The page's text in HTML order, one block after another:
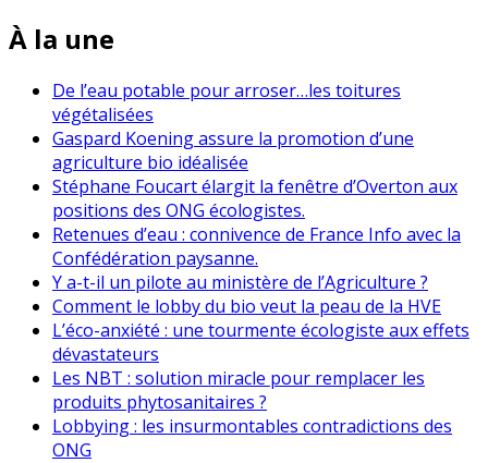
À la une
De l’eau potable pour arroser…les toitures
végétalisées
Gaspard Koening assure la promotion d’une
agriculture bio idéalisée
Stéphane Foucart élargit la fenêtre d’Overton aux
positions des ONG écologistes.
Retenues d’eau : connivence de France Info avec la
Confédération paysanne.
Y a-t-il un pilote au ministère de l’Agriculture ?
Comment le lobby du bio veut la peau de la HVE
L’éco-anxiété : une tourmente écologiste aux effets
dévastateurs
Les NBT : solution miracle pour remplacer les
produits phytosanitaires ?
Lobbying : les insurmontables contradictions des
ONG